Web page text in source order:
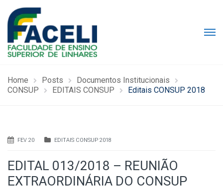
Home Posts
Documentos Institucionais
CONSUP
EDITAIS CONSUP Editais CONSUP 2018
FEV 20 EDITAIS CONSUP 2018
EDITAL 013/2018 – REUNIÃO
EXTRAORDINÁRIA DO CONSUP